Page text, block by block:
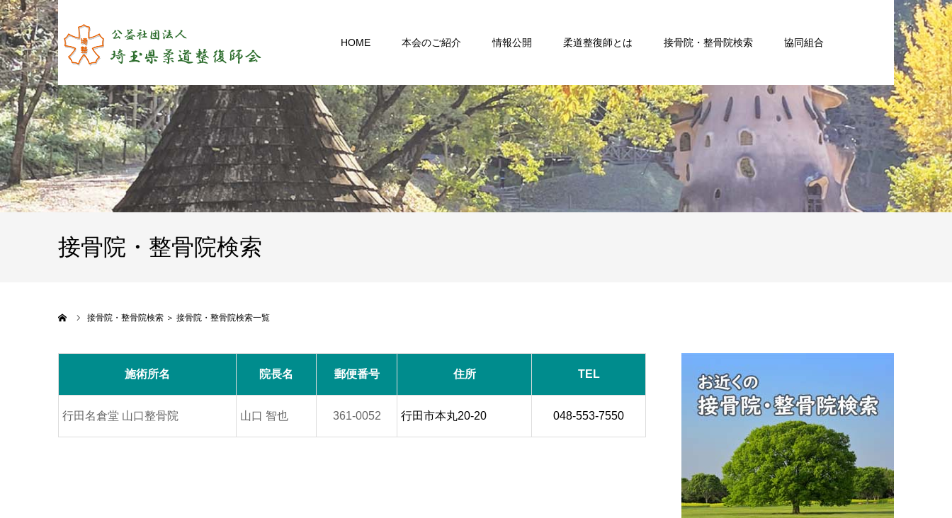
HOME 本会のご紹介 情報公開 柔道整復師とは 接骨院・整骨院検索 協同組合
接骨院・整骨院検索
接骨院・整骨院検索 ＞ 接骨院・整骨院検索一覧
施術所名 院長名 郵便番号 住所 TEL
行田名倉堂 山口整骨院 山口 智也 361-0052 行田市本丸20-20 048-553-7550